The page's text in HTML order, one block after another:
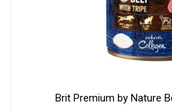
Brit Premium by Nature